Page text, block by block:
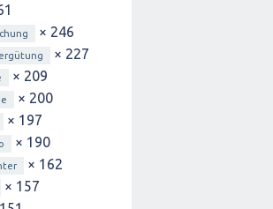
× 246
× 227
× 209
× 200
× 197
× 190
× 162
× 157